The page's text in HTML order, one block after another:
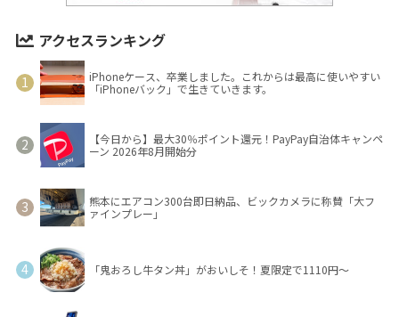
アクセスランキング
iPhoneケース、卒業しました。これからは最高に使いやすい
「iPhoneバック」で生きていきます。
【今日から】最大30％ポイント還元！PayPay自治体キャンペ
ーン 2026年8月開始分
熊本にエアコン300台即日納品、ビックカメラに称賛「大フ
ァインプレー」
「鬼おろし牛タン丼」がおいしそ！夏限定で1110円～